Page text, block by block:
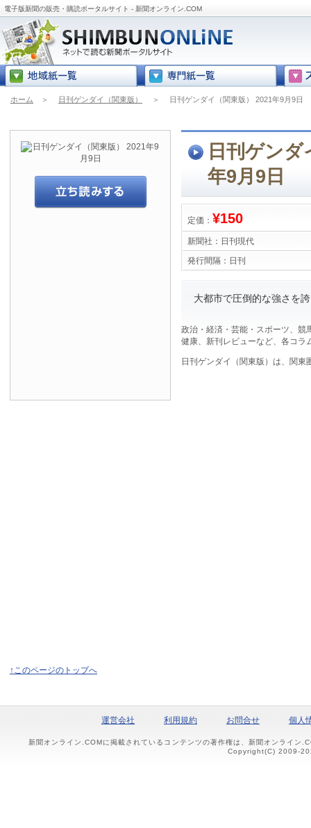
電子版新聞の販売・購読ポータルサイト - 新聞オンライン.COM
ホーム ＞ 日刊ゲンダイ（関東版） ＞ 日刊ゲンダイ（関東版） 2021年9月9日
日刊ゲン
年9月9日
定価： ¥150
新聞社： 日刊現代
発行間隔： 日刊
大都市で圧倒的な強さを
政治・経済・芸能・スポーツ、競
健康、新刊レビューなど、各コラ
日刊ゲンダイ（関東版）は、関
↑このページのトップへ
運営会社 利用規約 お問合せ 個人
新聞オンライン.COMに掲載されているコンテンツの著作権は、新聞オンライン
Copyright(C) 2009-